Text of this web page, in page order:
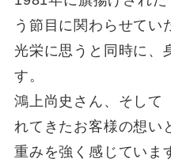
う節目に関わらせてい
光栄に思うと同時に、
す。
鴻上尚史さん、そして
れてきたお客様の想い
重みを強く感じていま